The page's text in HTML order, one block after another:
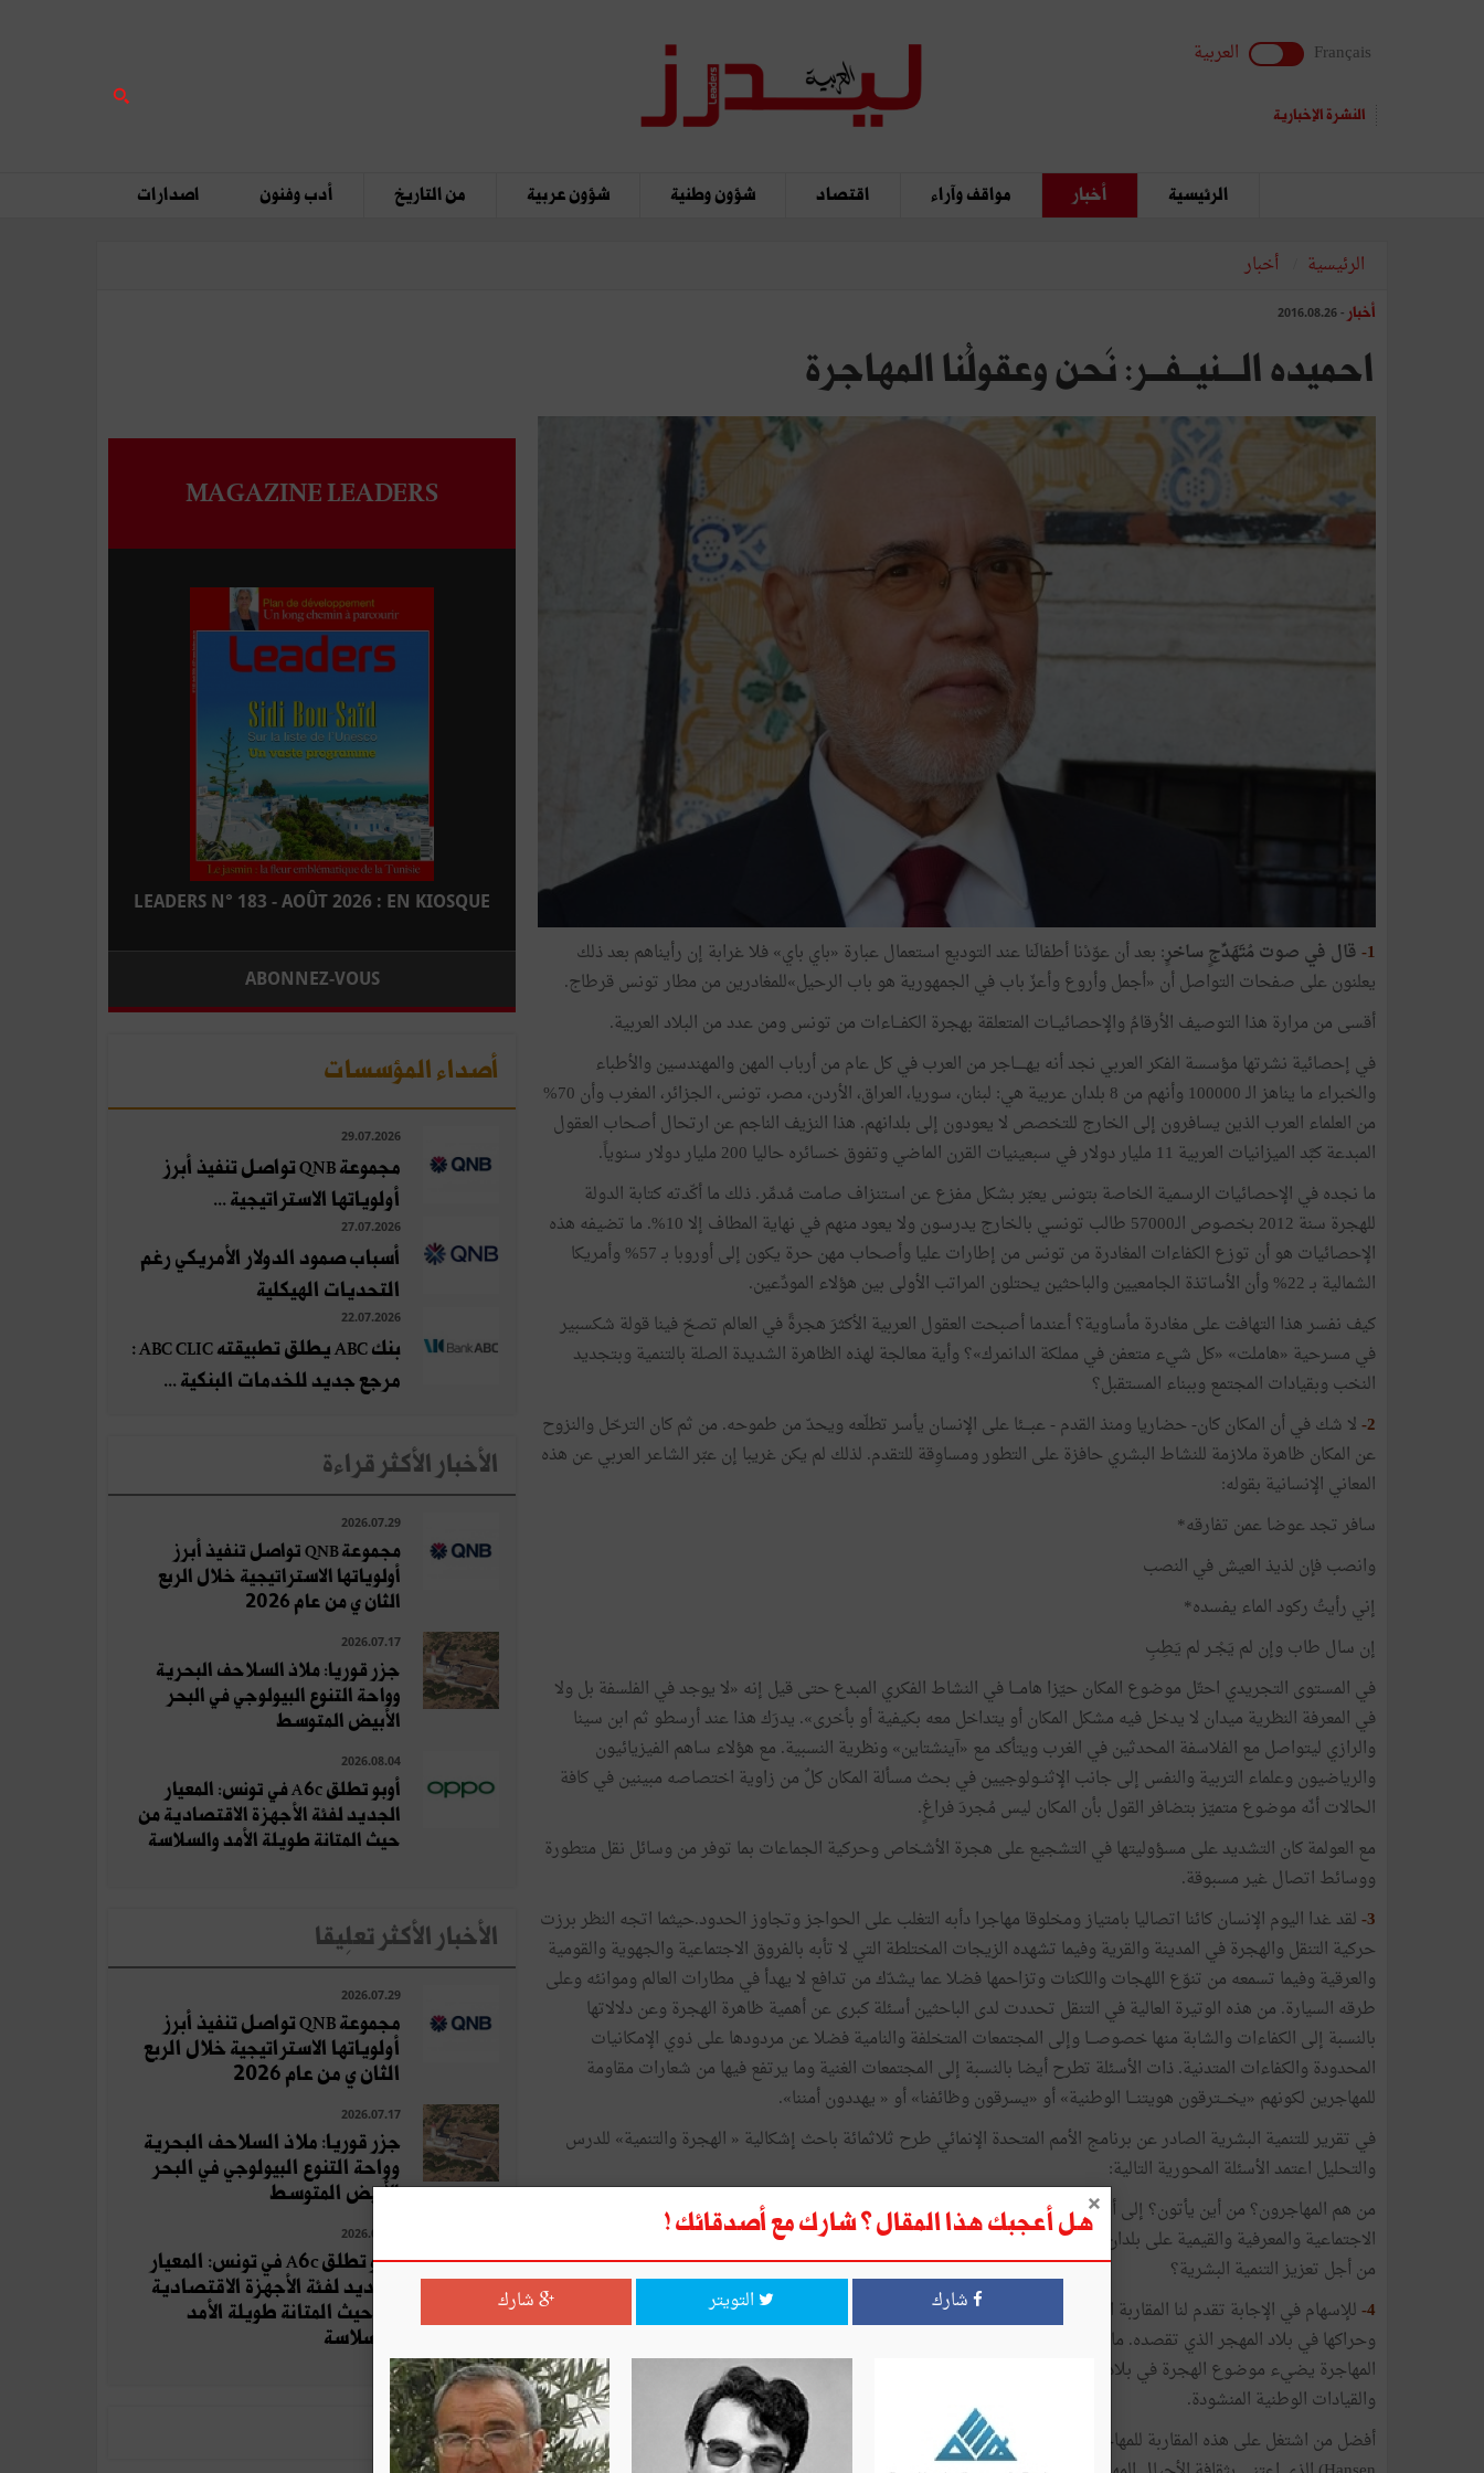
Français العربية
النشرة الإخبارية
الرئيسية أخبار مواقف وآراء اقتصاد شؤون وطنية شؤون عربية من التاريخ أدب وفنون اصدارات
الرئيسية أخبار
أخبار - 2016.08.26
احميده الـــنيــفــر: نَحن‭ ‬وعقولُنا‭ ‬المهاجرة
1- قال في صوت مُتَهَدِّجٍ ساخرٍ: بعدأن عوّدْناأطفالَنا عند التوديع استعمال عبارة «باي باي» فلا غرابة إن رأيناهم بعدذلك
يعلنون على صفحات التواصلأن «أجمل وأروع وأعزّباب في الجمهورية هو باب الرحيل»للمغادرين من مطار تونس قرطاج.
أقسى من مرارة هذا التوصيف الأرقامُ والإحصائيــات المتعلقة بهجرة الكفـــاءات من تونس ومن عدد من البلاد العربية.
في إحصائية نشرتها مؤسسة الفكرالعربي نجدأنه يهـــــاجرمن العرب فيكل عام منأرباب المهن والمهندسين والأطباء
والخبراء ما يناهزالـ100000 وأنهم من 8 بلدان عربية هي: لبنان، سوريا، العراق، الأردن، مصر، تونس، الجزائر، المغرب وأن 70
%
من العلماء العرب الذين يسافرون إلى الخارج للتخصص لا يعودون إلى بلدانهم. هذا النزيف الناجم عن ارتحالأصحاب العقول
المبدعة كبَّد الميزانيات العربية 11 ملياردولارفي سبعينيات القرن الماضي وتفوق خسائره حاليا 200 ملياردولارسنوياً.
ما نجده في الإحصائيات الرسمية الخاصة بتونس يعبّربشكل مفزع عن استنزاف صامت مُدمِّر.ذلك ماأكّدتهكتابة الدولة
للهجرة سنة 2012 بخصوص الـ57000 طالب تونسي بالخارج يدرسون ولا يعود منهم في نهاية المطاف إلا 10
%. ما تضيفه هذه
الإحصائيات هوأن توزع الكفاءات المغادرة من تونس من إطارات عليا وأصحاب مهن حرة يكون إلىأوروبا بـ57
% وأمريكا
الشمالية بـ22
% وأن الأساتذة الجامعيين والباحثين يحتلون المراتب الأولى بين هؤلاء المودِّعين.
كيف نفسرهذا التهافت على مغادرة مأساوية؟أعندماأصبحت العقول العربية الأكثرَهجرةً في العالم تصحّ فينا قولة شكسبير
في مسرحية «هاملت»
«كل شيء متعفن في مملكة الدانمرك»؟ وأية معالجة لهذه الظاهرة الشديدة الصلة بالتنمية وبتجديد
النخب وبقيادات المجتمع وببناء المستقبل؟
2- لا شك فيأن المكانكان- حضاريا ومنذ القدم - عبـــئا على الإنسان يأسر تطلّعه ويحدّ من طموحه. من ثمكان الترحّل والنزوح
عن المكان ظاهرة ملازمة للنشاط البشري حافزة على التطورومساوِقة للتقدم. لذلك لم يكن غريبا إن عبّرالشاعرالعربي عن هذه
المعاني الإنسانية بقوله:
سافر تجد عوضا عمن تفارقه*
وانصب فإن لذيذ العيش في النصب
إني رأيتُ ركود الماء يفسده*
إن سال طاب وإن لم يَجْـرلم يَـطِبِ
في المستوى التجريدي احتّل موضوع المكان حيّزا هامـــا في النشاط الفكري المبدع حتى قيل إنه «لا يوجد في الفلسفة بل ولا
في المعرفة النظرية ميدان لا يدخل فيه مشكل المكانأو يتداخل معه بكيفية أو بأخرى»
. يدرَكهذا عندأرسطو ثم ابن سينا
والرازي ليتواصل مع الفلاسفة المحدثين في الغرب ويتأكد مع «آينشتاين» ونظرية النسبية. مع هؤلاء ساهم الفيزيائيون
والرياضيون وعلماء التربية والنفس إلى جانب الإثنــولوجيين في بحث مسألة المكانكلٌ من زاوية اختصاصه مبينين فيكافة
الحالاتأنّه موضوع متميّزبتضافرالقول بأن المكان ليس مُجردَ فراغٍ.
مع العولمة كان التشديد على مسؤوليتها في التشجيع على هجرة الأشخاص وحركية الجماعات بما توفرمن وسائل نقل متطورة
ووسائط اتصال غيرمسبوقة.
3- لقد غدا اليوم الإنسانكائنا اتصاليا بامتيازومخلوقا مهاجرادأبه التغلب على الحواجزوتجاوزالحدود.حيثما اتجه النظربرزت
حركية التنقل والهجرة في المدينة والقرية وفيما تشهده الزيجات المختلطة التي لا تأبه بالفروق الاجتماعية والجهوية والقومية
والعرقية وفيما تسمعه من تنوّع اللهجات واللكنات وتزاحمها فضلا عما يشدّكمن تدافع لا يهدأ في مطارات العالم وموانئه وعلى
طرقه السيارة. من هذه الوتيرة العالية في التنقل تحددت لدى الباحثينأسئلة كبرى عنأهمية ظاهرة الهجرة وعندلالاتها
بالنسبة إلى الكفاءات والشابة منها خصوصـــا وإلى المجتمعات المتخلفة والنامية فضلا عن مردودها علىذوي الإمكانيات
المحدودة والكفاءات المتدنية.ذات الأسئلة تطرحأيضا بالنسبة إلى المجتمعات الغنية وما يرتفع فيها من شعارات مقاومة
للمهاجرين لكونهم «يخـــترقون هويتنـــا الوطنية»أو «يسرقون وظائفنا»أو « يهددونأمننا»
.
في تقريرللتنمية البشرية الصادرعن برنامج الأمم المتحدة الإنمائي طرح ثلاثمائة باحث إشكالية « الهجرة والتنمية» للدرس
والتحليل اعتمد الأسئلة المحورية التالية:
من هم المهاجرون؟ منأين يأتون؟ إلىأينيذهبون؟ لماذا يتنقّلون؟ هل الانتقاليعزّز التنمية البشرية؟ماهي
الاجتماعية والمعرفية والقيمية على بلدان المنشأ والمقصد؟ كيفينبغيالتعامل مع هذه الظاهرةوأيةسياسات
منأجل تعزيزالتنمية البشرية؟
4- للإسهام في الإجابة تقدم لنا المقاربة الاجتماعية جملة من بهجرةالكفاءات
وحراكها في بلاد المهجرالذي تقصده. ما
المهاجرة يضيء موضوع الهجرة في بلاد وضمنتحدي
الجديدة
والقيادات الوطنية المنشودة.
أفضل من اشتغل على هذه المقاربة للمهاجرين الغربهوعالمالاجتماع ماركوسليهانسن
Marcus Lee
MAGAZINE LEADERS
LEADERS N° 183 - AOÛT 2026 : EN KIOSQUE
ABONNEZ-VOUS
أصداء المؤسسات
29.07.2026
مجموعة QNB تواصل تنفيذ أبرز
أولوياتها الاستراتيجية ...
27.07.2026
أسباب صمود الدولار الأمريكي رغم
التحديات الهيكلية
22.07.2026
بنك ABC يطلق تطبيقته ABC CLIC :
مرجع جديد للخدمات البنكية ...
الأخبار الأكثر قراءة
2026.07.29
مجموعة QNB تواصل تنفيذ أبرز
أولوياتها الاستراتيجية خلال الربع
الثان ي من عام 2026
2026.07.17
جزر قوريا: ملاذ السلاحف البحرية
وواحة التنوع البيولوجي في البحر
الأبيض المتوسط
2026.08.04
أوبو تطلق A6c في تونس: المعيار
الجديد لفئة الأجهزة الاقتصادية من
حيث المتانة طويلة الأمد والسلاسة
الأخبار الأكثر تعلِيقا
2026.07.29
مجموعة QNB تواصل تنفيذ أبرز
أولوياتها الاستراتيجية خلال الربع
الثان ي من عام 2026
2026.07.17
جزر قوريا: ملاذ السلاحف البحرية
وواحة التنوع البيولوجي في البحر
الأبيض المتوسط
2026.08.04
أوبو تطلق A6c في تونس: المعيار
الجديد لفئة الأجهزة الاقتصادية
من حيث المتانة طويلة الأمد
والسلاسة
هل أعجبك هذا المقال ؟ شارك مع أصدقائك !
شارك التويتر شارك